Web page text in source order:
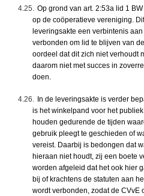
4.25. Op grond van art. 2:53a lid 1
op de coöperatieve vereniging.
leveringsakte een verbintenis
verbonden om lid te blijven van
oordeel dat dit zich niet verhoudt
daarom niet met succes in
doen.
4.26. In de leveringsakte is verder
is het winkelpand voor het
houden gedurende de tijden
gebruik pleegt te geschieden of
vereist. Daarbij is bedongen dat
hieraan niet houdt, zij een boete
worden afgeleid dat het ook hier
bij of krachtens de statuten aan
wordt verbonden, zodat de CVvE